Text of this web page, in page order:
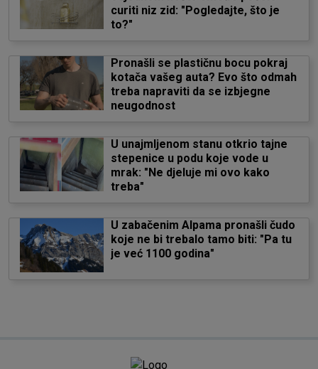
curiti niz zid: "Pogledajte, što je
to?"
Pronašli se plastičnu bocu pokraj
kotača vašeg auta? Evo što odmah
treba napraviti da se izbjegne
neugodnost
U unajmljenom stanu otkrio tajne
stepenice u podu koje vode u
mrak: "Ne djeluje mi ovo kako
treba"
U zabačenim Alpama pronašli čudo
koje ne bi trebalo tamo biti: "Pa tu
je već 1100 godina"